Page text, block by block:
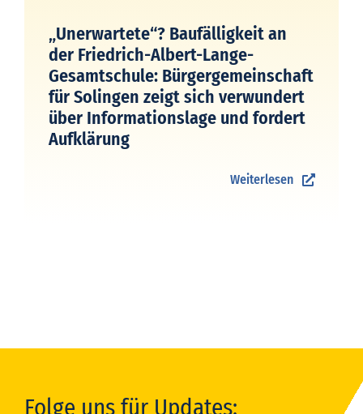
„Unerwartete“? Baufälligkeit an
der Friedrich-Albert-Lange-
Gesamtschule: Bürgergemeinschaft
für Solingen zeigt sich verwundert
über Informationslage und fordert
Aufklärung
Weiterlesen
Folge uns für Updates: